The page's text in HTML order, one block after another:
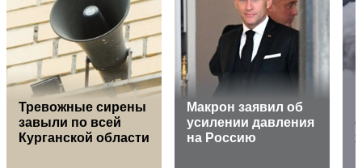
Тревожные сирены
завыли по всей
Курганской области
Макрон заявил об
усилении давления
на Россию